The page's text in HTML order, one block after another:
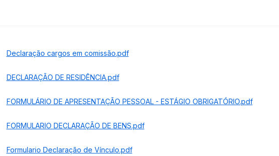
Declaração cargos em comissão.pdf
DECLARAÇÃO DE RESIDÊNCIA.pdf
FORMULÁRIO DE APRESENTAÇÃO PESSOAL - ESTÁGIO OBRIGATÓRIO.pdf
FORMULARIO DECLARAÇÃO DE BENS.pdf
Formulario Declaração de Vínculo.pdf